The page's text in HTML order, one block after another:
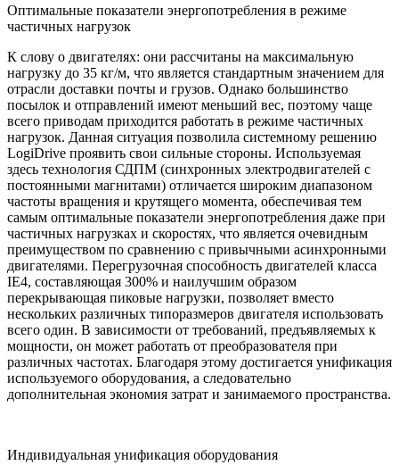
Оптимальные показатели энергопотребления в режиме
частичных нагрузок
К слову о двигателях: они рассчитаны на максимальную
нагрузку до 35 кг/м, что является стандартным значением для
отрасли доставки почты и грузов. Однако большинство
посылок и отправлений имеют меньший вес, поэтому чаще
всего приводам приходится работать в режиме частичных
нагрузок. Данная ситуация позволила системному решению
LogiDrive проявить свои сильные стороны. Используемая
здесь технология СДПМ (синхронных электродвигателей с
постоянными магнитами) отличается широким диапазоном
частоты вращения и крутящего момента, обеспечивая тем
самым оптимальные показатели энергопотребления даже при
частичных нагрузках и скоростях, что является очевидным
преимуществом по сравнению с привычными асинхронными
двигателями. Перегрузочная способность двигателей класса
IE4, составляющая 300% и наилучшим образом
перекрывающая пиковые нагрузки, позволяет вместо
нескольких различных типоразмеров двигателя использовать
всего один. В зависимости от требований, предъявляемых к
мощности, он может работать от преобразователя при
различных частотах. Благодаря этому достигается унификация
используемого оборудования, а следовательно
дополнительная экономия затрат и занимаемого пространства.
Индивидуальная унификация оборудования